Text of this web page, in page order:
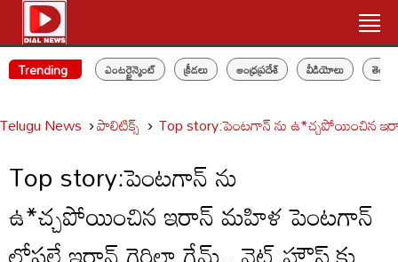
Trending ఎంటర్టైన్మెంట్ క్రీడలు ఆంధ్రప్రదేశ్ వీడియోలు
Telugu News పాలిటిక్స్‌ Top story:పెంటగాన్ ను ఉ*చ్చపోయించిన
Top story:పెంటగాన్ ను
ఉ*చ్చపోయించిన ఇరాన్ మహిళ పెంటగాన్